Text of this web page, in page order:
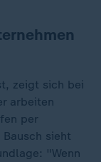
zeigt sich bei
arbeiten
per
sieht
"Wenn